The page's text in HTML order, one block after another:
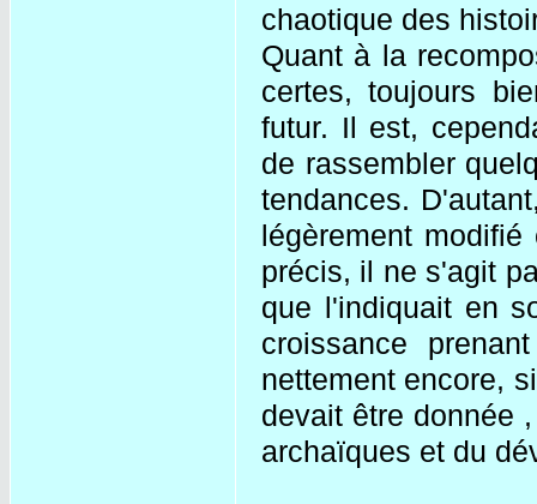
chaotique des
Quant à la
certes, toujours
futur. Il est,
de rassembler
tendances.
légèrement
précis, il ne s'agit
que l'indiquait en
croissance
nettement encore,
devait être donnée
archaïques et du